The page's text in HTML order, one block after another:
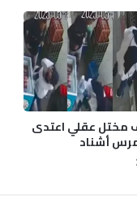
مختل عقلي اعتدى
أشناد